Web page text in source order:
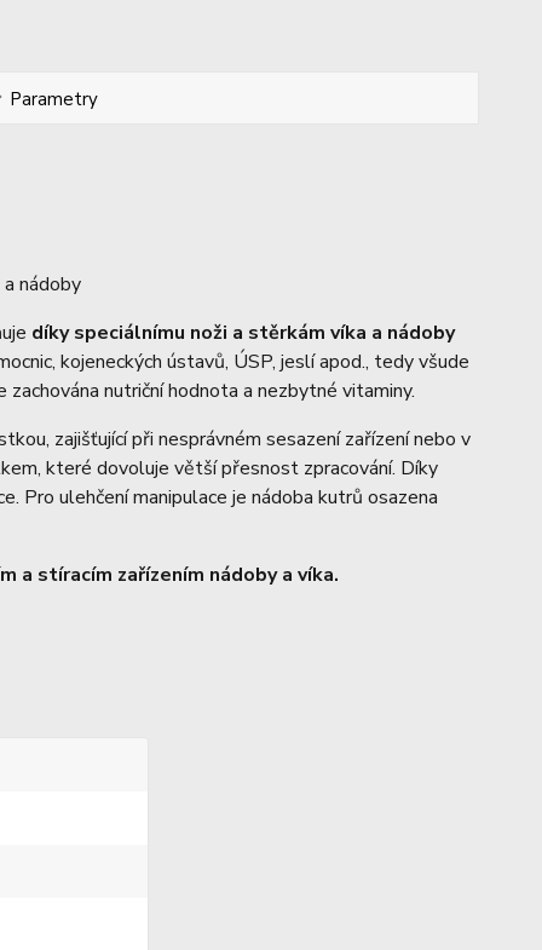
Parametry
nádoby
díky speciálnímu noži a stěrkám víka a nádoby
kojeneckých ústavů, ÚSP, jeslí apod., tedy všude
nutriční hodnota a nezbytné vitaminy.
zajišťující při nesprávném sesazení zařízení nebo v
které dovoluje větší přesnost zpracování. Díky
Pro ulehčení manipulace je nádoba kutrů osazena
a stíracím zařízením nádoby a víka.